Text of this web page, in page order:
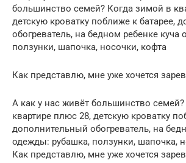
большинство семей? Когда зимой в
детскую кроватку поближе к батарее,
обогреватель, на бедном ребенке
ползунки, шапочка, носочки, кофта
Как представлю, мне уже хочется
А как у нас живёт большинство
квартире плюс 28, детскую кроватку
дополнительный обогреватель, на
одежды: рубашка, ползунки, шапочка,
Как представлю, мне уже хочется